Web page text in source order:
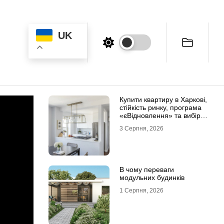
UK
Купити квартиру в Харкові,
стійкість ринку, програма
«єВідновлення» та вибір
3 Серпня, 2026
В чому переваги
модульних будинків
1 Серпня, 2026